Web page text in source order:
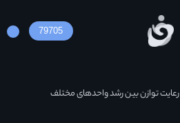
79705
رعایت توازن بین رشد واحدهای مختلف